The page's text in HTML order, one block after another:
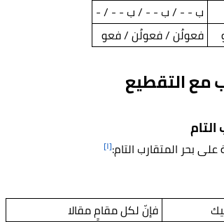
ب - - / ب - - / ب - - / -
فعولُن / فعولُن / فعو
مع التقطيع
بحر المتقارب التام:[١]
فإنّ لكل مقامٍ مقالا